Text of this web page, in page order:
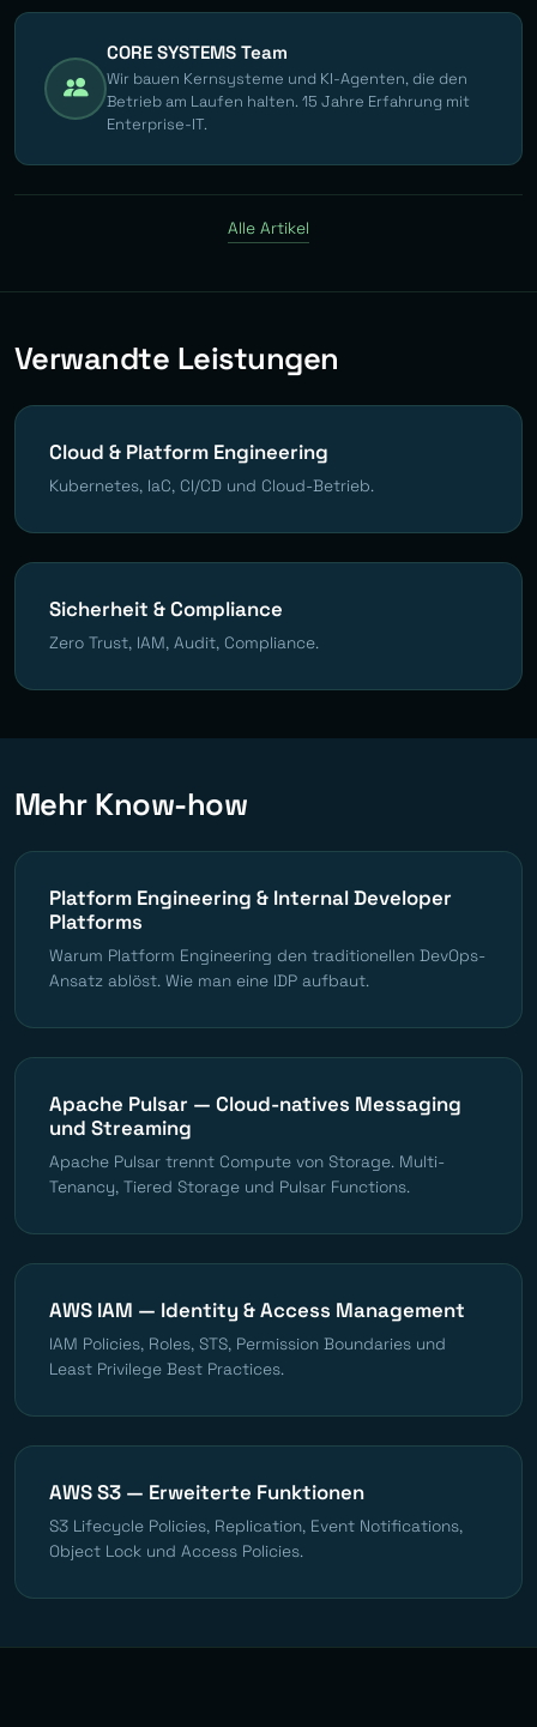
CORE SYSTEMS Team
Wir bauen Kernsysteme und KI-Agenten, die den
Betrieb am Laufen halten. 15 Jahre Erfahrung mit
Enterprise-IT.
Alle Artikel
Verwandte Leistungen
Cloud & Platform Engineering
Kubernetes, IaC, CI/CD und Cloud-Betrieb.
Sicherheit & Compliance
Zero Trust, IAM, Audit, Compliance.
Mehr Know-how
Platform Engineering & Internal Developer
Platforms
Warum Platform Engineering den traditionellen DevOps-
Ansatz ablöst. Wie man eine IDP aufbaut.
Apache Pulsar — Cloud-natives Messaging
und Streaming
Apache Pulsar trennt Compute von Storage. Multi-
Tenancy, Tiered Storage und Pulsar Functions.
AWS IAM — Identity & Access Management
IAM Policies, Roles, STS, Permission Boundaries und
Least Privilege Best Practices.
AWS S3 — Erweiterte Funktionen
S3 Lifecycle Policies, Replication, Event Notifications,
Object Lock und Access Policies.